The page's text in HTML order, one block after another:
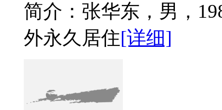
简介：张华东，男，
外永久居住[详细]